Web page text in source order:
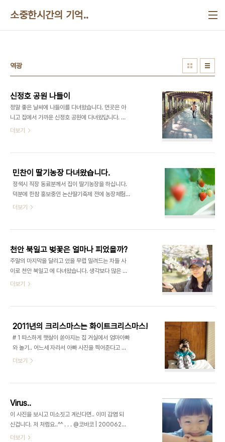
소중한시간의 기억..
역광
신정호 공원 나들이
정말 좋은 날씨에 나들이를 다녀왔습니다. 먼곳은 아
니고 집에서 가까운 신정호 공원에 다녀왔답니다. 멀
고 가까운것이 아니라 좋은날씨와 가을의 모습만으
고나면 항상 좋은것 같습니다. 게으른 엉덩이를 바쁘
게 해야할 때인것 같습니다. # 1 공원 초입부부터 지
나가는 터널에 옛 위인들의 주옥같은 글들이 남겨져
있습니다. 엄마와 읽어내려가는 모습이 꾀나 기특합
니다. # 2 # 3 엄마와 얼굴 부비부비 하는것은 언제
찬이의 자세를 하고 찍은 사진이 있었습니다. 왠지모
그렇..
더보기
민찬이 딸기농장 다녀왔습니다.
정색시 직장 동료분께서 집이 딸기농장을 하십니다.
덕분에 한참 홍보중인 논산딸기축제 전에 농장체험
을 다녀오게 되었습니다. 원래 체험을 하게 해주는 농
충분히 즐거운 체험이었습니다. 민찬이가 좋아했던
것은 말할것도 없구요! 덕분에 민찬이가 따온 딸기 집
에 가져와서 한참을 맛있게 먹었습니다. 동료분 감사
합니다! 새콤달콤 딸기! 정말 맛있었습니다. ^^ 아이
들이 직접 딸기를 따서 먹으니까 신기해서 그런지 무
을 하고 있으니 한번 참가해 보시는것도 좋을것 같습
기를 따지 못..
더보기
천안 북일고 벚꽃은 얼마나 피었을까?
주말의 마지막을 달리고 있을 무렵 밀려드는 차들 사
이로 천안 북일고 에 다녀왔습니다. 생각보다 많은 인
파에 밀려 차도 오래 걸리고 사람도 오래 걸렸습니다.
까 생각합니다. 천안 부근에 사시는 분들은 참고하세
요 ^^ 아참~ 부근에서 차 밀릴것은 각오하시고 가셔
야 합니다!! 꼬맹이때 다녀왔을때에 비하면 지금은 무
척이나 큰 어린이가 된 민찬이!나름 의젓해진 초등학
생이십니다! 늦으막히 갔지만 요즘엔 해가 길어져서
고 사진찍지 말라고 했지만.. 뭐 꽃놀이와서 사진한장
더보기
2011년의 크리스마스는 화이트크리스마스!
# 1 따스하게 햇살이 쏟아지는 집 거실에서 엄마아빠
와 놀기.. 어느세 자라서 아빠 사진을 찍어준다고 카
메라를 들고 있는 김민찬 # 2 크리스마스에 소복히
쌓여있는 상태였고 눈을 보자마자 이렇게 누워보라
며 민찬이에게 알려주는 지애.. 퍼덕이며 즐거워하는
모습을 담는 나..^^ # 4 엄마랑 이리저리 뛰어다니며
놀고 있는 민찬이 자세히 보면 엄마가 던진 눈 한움큼
이 얼굴에 맞은 순간~ 이후엔 삐진척 연기에 들어간
더보기
Virus..
이 사진을 보시고 미소짓고 계신다면.. 이미 감염 되
신겁니다. 저 처럼요..^^ . . . @코바코 | 2000627
SLR/C + Tamron 28-75 F2.8
더보기